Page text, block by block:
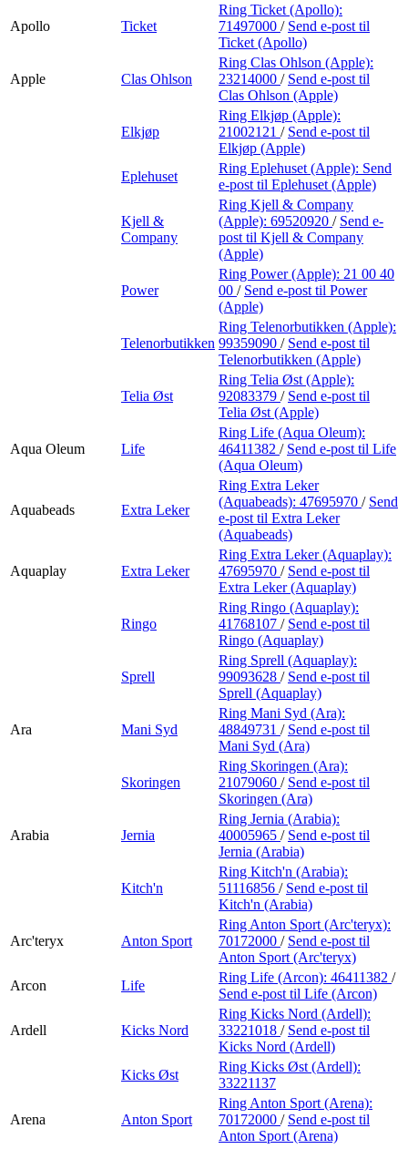
Apollo Ticket
Ring Ticket (Apollo):
71497000 / Send e-post til
Ticket (Apollo)
Apple Clas Ohlson
Ring Clas Ohlson (Apple):
23214000 / Send e-post til
Clas Ohlson (Apple)
Elkjøp
Ring Elkjøp (Apple):
21002121 / Send e-post til
Elkjøp (Apple)
Eplehuset
Ring Eplehuset (Apple): Send
e-post til Eplehuset (Apple)
Kjell &
Company
Ring Kjell & Company
(Apple): 69520920 / Send e-
post til Kjell & Company
(Apple)
Power
Ring Power (Apple): 21 00 40
00 / Send e-post til Power
(Apple)
Telenorbutikken
Ring Telenorbutikken (Apple):
99359090 / Send e-post til
Telenorbutikken (Apple)
Telia Øst
Ring Telia Øst (Apple):
92083379 / Send e-post til
Telia Øst (Apple)
Aqua Oleum Life
Ring Life (Aqua Oleum):
46411382 / Send e-post til Life
(Aqua Oleum)
Aquabeads Extra Leker
Ring Extra Leker
(Aquabeads): 47695970 / Send
e-post til Extra Leker
(Aquabeads)
Aquaplay Extra Leker
Ring Extra Leker (Aquaplay):
47695970 / Send e-post til
Extra Leker (Aquaplay)
Ringo
Ring Ringo (Aquaplay):
41768107 / Send e-post til
Ringo (Aquaplay)
Sprell
Ring Sprell (Aquaplay):
99093628 / Send e-post til
Sprell (Aquaplay)
Ara Mani Syd
Ring Mani Syd (Ara):
48849731 / Send e-post til
Mani Syd (Ara)
Skoringen
Ring Skoringen (Ara):
21079060 / Send e-post til
Skoringen (Ara)
Arabia Jernia
Ring Jernia (Arabia):
40005965 / Send e-post til
Jernia (Arabia)
Kitch'n
Ring Kitch'n (Arabia):
51116856 / Send e-post til
Kitch'n (Arabia)
Arc'teryx Anton Sport
Ring Anton Sport (Arc'teryx):
70172000 / Send e-post til
Anton Sport (Arc'teryx)
Arcon
Life
Ring Life (Arcon): 46411382 /
Send e-post til Life (Arcon)
Ardell Kicks Nord
Ring Kicks Nord (Ardell):
33221018 / Send e-post til
Kicks Nord (Ardell)
Kicks Øst
Ring Kicks Øst (Ardell):
33221137
Arena Anton Sport
Ring Anton Sport (Arena):
70172000 / Send e-post til
Anton Sport (Arena)